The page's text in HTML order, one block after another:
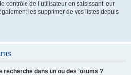
contrôle de l’utilisateur en saisissant leur
les supprimer de vos listes depuis
recherche dans un ou des forums ?